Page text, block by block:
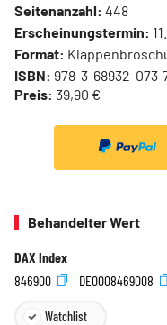
Seitenanzahl: 448
Erscheinungstermin:
Format:
ISBN: 978-3-68932-073-
Preis: 39,90 €
Behandelter Wert
DAX Index
846900
DE0008469008
Watchlist